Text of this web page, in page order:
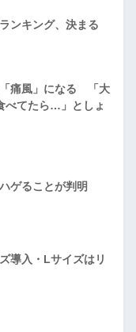
ンキング、決まる
痛風」になる 「大
べてたら…」としょ
ゲることが判明
導入・Lサイズはリ